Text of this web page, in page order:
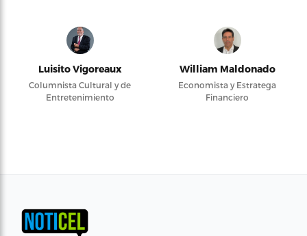
Luisito Vigoreaux
Columnista Cultural y de
Entretenimiento
William Maldonado
Economista y Estratega
Financiero